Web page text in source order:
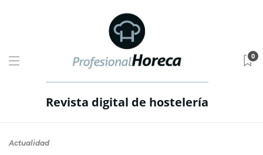
Revista digital de hostelería
0
Actualidad